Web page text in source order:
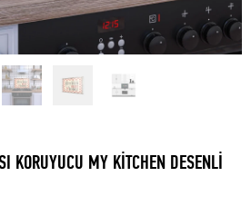
KORUYUCU MY KİTCHEN DESENLİ